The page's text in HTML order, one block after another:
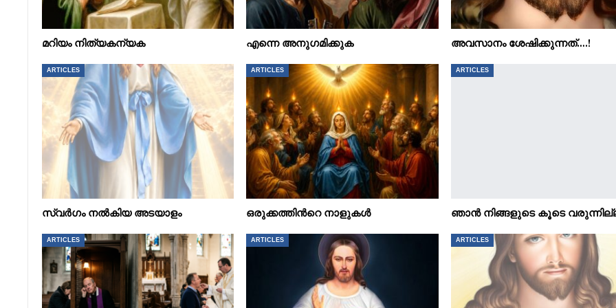
മറിയം നിത്യകന്യക എന്നെ അനുഗമിക്കുക അവസാനം ശേഷിക്കുന്നത്….!
ARTICLES
സ്വർഗം നൽകിയ അടയാളം
ARTICLES
ഒരുക്കത്തിൻറെ നാളുകൾ
ARTICLES
ഞാൻ നിങ്ങളുടെ കൂടെ
ARTICLES ARTICLES ARTICLES